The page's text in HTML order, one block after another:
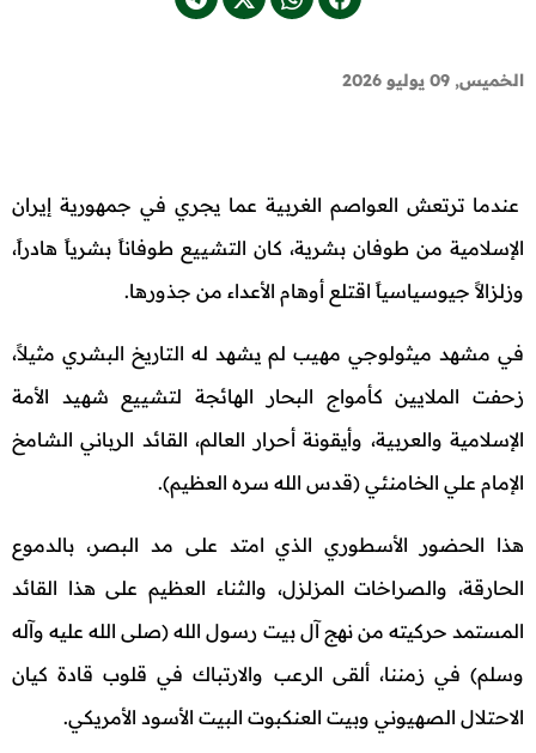
الخميس, 09 يوليو 2026
عندما ترتعش العواصم الغربية عما يجري في جمهورية إيران
الإسلامية من طوفان بشرية، كان التشييع طوفاناً بشرياً هادراً،
وزلزالاً جيوسياسياً اقتلع أوهام الأعداء من جذورها.
في مشهد ميثولوجي مهيب لم يشهد له التاريخ البشري مثيلاً،
زحفت الملايين كأمواج البحار الهائجة لتشييع شهيد الأمة
الإسلامية والعربية، وأيقونة أحرار العالم، القائد الرباني الشامخ
الإمام علي الخامنئي (قدس الله سره العظيم).
هذا الحضور الأسطوري الذي امتد على مد البصر، بالدموع
الحارقة، والصراخات المزلزل، والثناء العظيم على هذا القائد
المستمد حركيته من نهج آل بيت رسول الله (صلى الله عليه وآله
وسلم) في زمننا، ألقى الرعب والارتباك في قلوب قادة كيان
الاحتلال الصهيوني وبيت العنكبوت البيت الأسود الأمريكي.